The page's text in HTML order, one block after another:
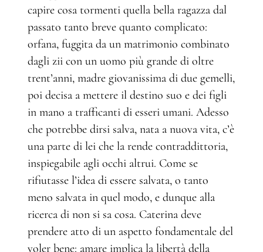
capire cosa tormenti quella bella ragazza dal
passato tanto breve quanto complicato:
orfana, fuggita da un matrimonio combinato
dagli zii con un uomo più grande di oltre
trent’anni, madre giovanissima di due gemelli,
poi decisa a mettere il destino suo e dei figli
in mano a trafficanti di esseri umani. Adesso
che potrebbe dirsi salva, nata a nuova vita, c’è
una parte di lei che la rende contraddittoria,
inspiegabile agli occhi altrui. Come se
rifiutasse l’idea di essere salvata, o tanto
meno salvata in quel modo, e dunque alla
ricerca di non si sa cosa. Caterina deve
prendere atto di un aspetto fondamentale del
voler bene: amare implica la libertà della